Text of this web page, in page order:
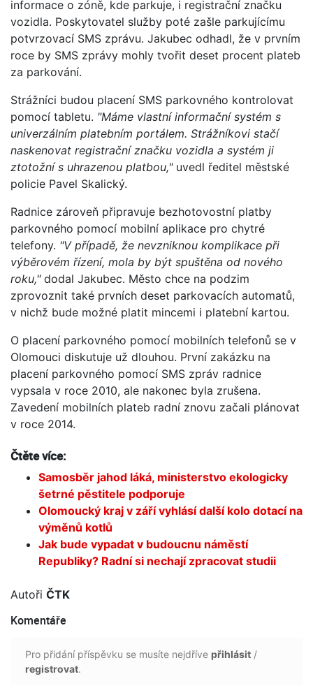
informace o zóně, kde parkuje, i registrační značku
vozidla. Poskytovatel služby poté zašle parkujícímu
potvrzovací SMS zprávu. Jakubec odhadl, že v prvním
roce by SMS zprávy mohly tvořit deset procent plateb
za parkování.
Strážníci budou placení SMS parkovného kontrolovat
pomocí tabletu. "Máme vlastní informační systém s
univerzálním platebním portálem. Strážníkovi stačí
naskenovat registrační značku vozidla a systém ji
ztotožní s uhrazenou platbou,"uvedl ředitel městské
policie Pavel Skalický.
Radnice zároveň připravuje bezhotovostní platby
parkovného pomocí mobilní aplikace pro chytré
telefony. "V případě, že nevzniknou komplikace při
výběrovém řízení, mola by být spuštěna od nového
roku,"dodal Jakubec. Město chce na podzim
zprovoznit také prvních deset parkovacích automatů,
v nichž bude možné platit mincemi i platební kartou.
O placení parkovného pomocí mobilních telefonů se v
Olomouci diskutuje už dlouhou. První zakázku na
placení parkovného pomocí SMS zpráv radnice
vypsala v roce 2010, ale nakonec byla zrušena.
Zavedení mobilních plateb radní znovu začali plánovat
v roce 2014.
Čtěte více:
Samosběr jahod láká, ministerstvo ekologicky
šetrné pěstitele podporuje
Olomoucký kraj v září vyhlásí další kolo dotací na
výměnů kotlů
Jak bude vypadat v budoucnu náměstí
Republiky? Radní si nechají zpracovat studii
Autoři ČTK
Komentáře
Pro přidání příspěvku se musíte nejdříve přihlásit /
registrovat.